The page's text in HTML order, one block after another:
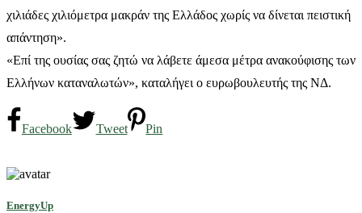
χιλιάδες χιλιόμετρα μακράν της Ελλάδος χωρίς να δίνεται πειστική
απάντηση».
«Επί της ουσίας σας ζητώ να λάβετε άμεσα μέτρα ανακούφισης των
Ελλήνων καταναλωτών», καταλήγει ο ευρωβουλευτής της ΝΔ.
Facebook Tweet Pin
EnergyUp